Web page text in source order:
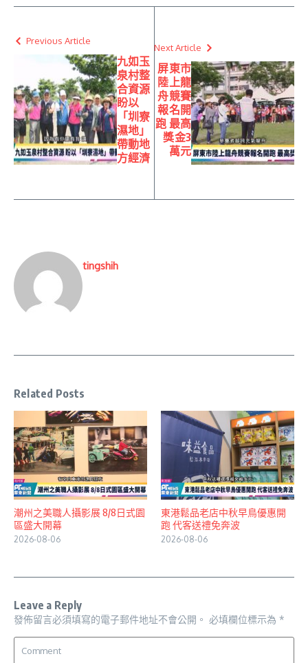
Previous Article
九如玉
泉村整
合資源
盼以
「圳寮
濕地」
帶動地
方經濟
Next Article
屏東市
陸上龍
舟競賽
報名開
跑 最高
獎金3
萬元
tingshih
Related Posts
潮州之美職人攝影展 8/8日式園
區盛大開幕
2026-08-06
東港鬆品老店中秋早鳥優惠開
跑 代客送禮免奔波
2026-08-06
Leave a Reply
發佈留言必須填寫的電子郵件地址不會公開。 必填欄位標示為 *